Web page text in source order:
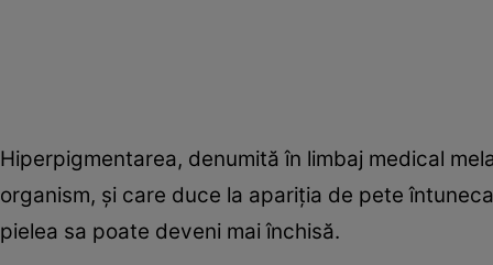
Hiperpigmentarea, denumită în limbaj medical
organism, şi care duce la apariţia de pete
pielea sa poate deveni mai închisă.